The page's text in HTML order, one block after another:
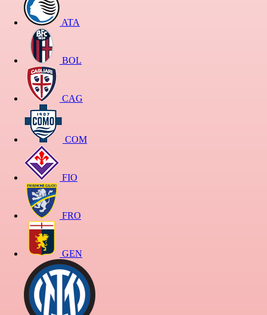
ATA
BOL
CAG
COM
FIO
FRO
GEN